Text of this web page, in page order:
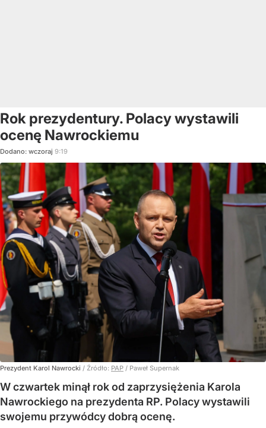
Rok prezydentury. Polacy wystawili
ocenę Nawrockiemu
Dodano: wczoraj 9:19
Prezydent Karol Nawrocki / Źródło: PAP / Paweł Supernak
W czwartek minął rok od zaprzysiężenia Karola
Nawrockiego na prezydenta RP. Polacy wystawili
swojemu przywódcy dobrą ocenę.